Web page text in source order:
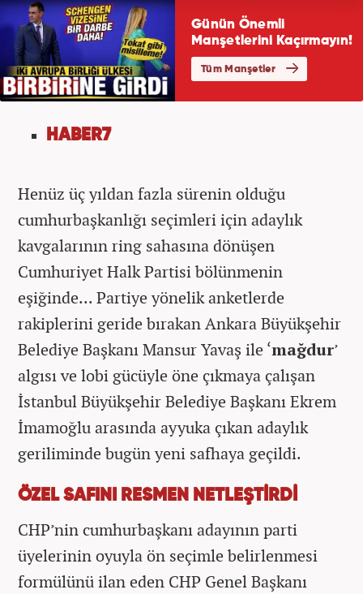
HABER7
Henüz üç yıldan fazla sürenin olduğu
cumhurbaşkanlığı seçimleri için adaylık
kavgalarının ring sahasına dönüşen
Cumhuriyet Halk Partisi bölünmenin
eşiğinde... Partiye yönelik anketlerde
rakiplerini geride bırakan Ankara Büyükşehir
Belediye Başkanı Mansur Yavaş ile ‘mağdur’
algısı ve lobi gücüyle öne çıkmaya çalışan
İstanbul Büyükşehir Belediye Başkanı Ekrem
İmamoğlu arasında ayyuka çıkan adaylık
geriliminde bugün yeni safhaya geçildi.
ÖZEL SAFINI RESMEN NETLEŞTİRDİ
CHP’nin cumhurbaşkanı adayının parti
üyelerinin oyuyla ön seçimle belirlenmesi
formülünü ilan eden CHP Genel Başkanı